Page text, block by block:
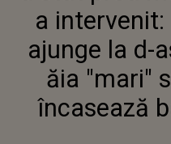
a
ajunge la d-
ăia "mari"
încasează